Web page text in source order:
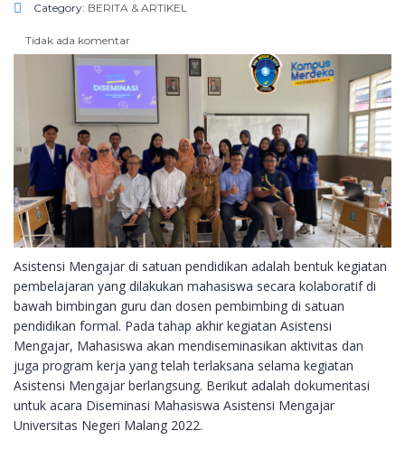
Category: BERITA & ARTIKEL
Tidak ada komentar
Asistensi Mengajar di satuan pendidikan adalah bentuk kegiatan
pembelajaran yang dilakukan mahasiswa secara kolaboratif di
bawah bimbingan guru dan dosen pembimbing di satuan
pendidikan formal. Pada tahap akhir kegiatan Asistensi
Mengajar, Mahasiswa akan mendiseminasikan aktivitas dan
juga program kerja yang telah terlaksana selama kegiatan
Asistensi Mengajar berlangsung. Berikut adalah dokumentasi
untuk acara Diseminasi Mahasiswa Asistensi Mengajar
Universitas Negeri Malang 2022.